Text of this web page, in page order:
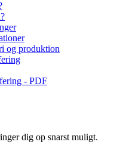
og produktion
- PDF
dig op snarst muligt.